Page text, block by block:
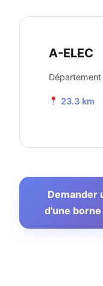
A-ELEC
Département
23.3 km
Demander
d'une